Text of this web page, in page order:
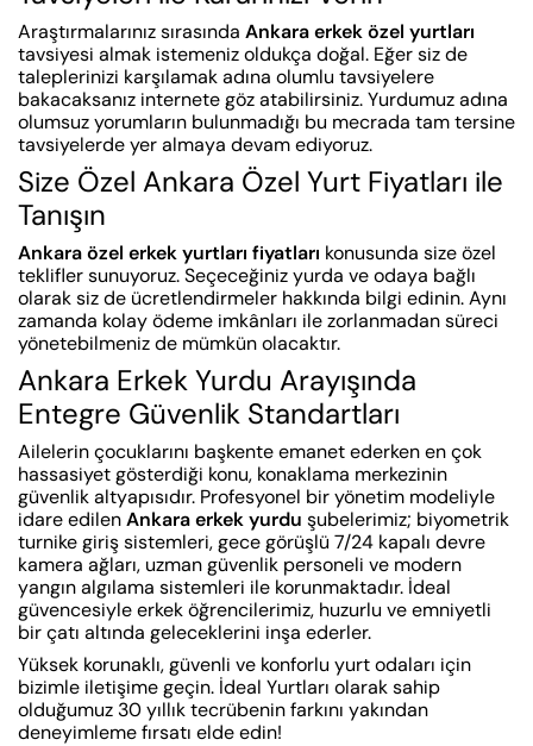
Araştırmalarınız sırasında Ankara erkek özel yurtları
tavsiyesi almak istemeniz oldukça doğal. Eğer siz de
taleplerinizi karşılamak adına olumlu tavsiyelere
bakacaksanız internete göz atabilirsiniz. Yurdumuz adına
olumsuz yorumların bulunmadığı bu mecrada tam tersine
tavsiyelerde yer almaya devam ediyoruz.
Size Özel Ankara Özel Yurt Fiyatları ile
Tanışın
Ankara özel erkek yurtları fiyatları konusunda size özel
teklifler sunuyoruz. Seçeceğiniz yurda ve odaya bağlı
olarak siz de ücretlendirmeler hakkında bilgi edinin. Aynı
zamanda kolay ödeme imkânları ile zorlanmadan süreci
yönetebilmeniz de mümkün olacaktır.
Ankara Erkek Yurdu Arayışında
Entegre Güvenlik Standartları
Ailelerin çocuklarını başkente emanet ederken en çok
hassasiyet gösterdiği konu, konaklama merkezinin
güvenlik altyapısıdır. Profesyonel bir yönetim modeliyle
idare edilenAnkara erkek yurdu şubelerimiz; biyometrik
turnike giriş sistemleri, gece görüşlü 7/24 kapalı devre
kamera ağları, uzman güvenlik personeli ve modern
yangın algılama sistemleri ile korunmaktadır. İdeal
güvencesiyle erkek öğrencilerimiz, huzurlu ve emniyetli
bir çatı altında geleceklerini inşa ederler.
Yüksek korunaklı, güvenli ve konforlu yurt odaları için
bizimle iletişime geçin. İdeal Yurtları olarak sahip
olduğumuz 30 yıllık tecrübenin farkını yakından
deneyimleme fırsatı elde edin!